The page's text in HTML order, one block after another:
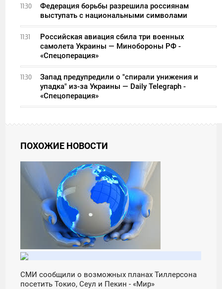
11:30
Федерация борьбы разрешила россиянам
выступать с национальными символами
11:31
Российская авиация сбила три военных
самолета Украины — Минобороны РФ -
«Спецоперация»
11:30
Запад предупредили о "спирали унижения и
упадка" из-за Украины — Daily Telegraph -
«Спецоперация»
ПОХОЖИЕ НОВОСТИ
СМИ сообщили о возможных планах Тиллерсона
посетить Токио, Сеул и Пекин - «Мир»